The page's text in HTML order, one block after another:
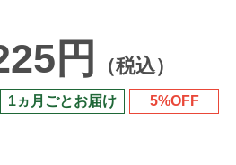
円 （税込）
1ヵ月ごとお届け 5%OFF